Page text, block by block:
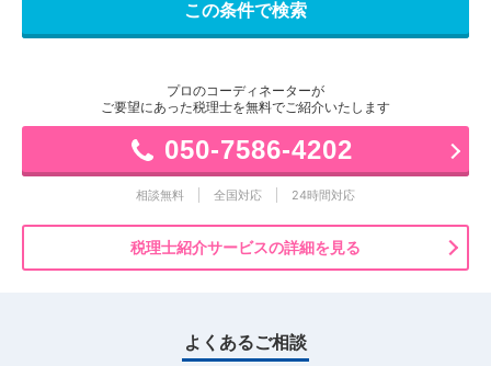
プロのコーディネーターが
ご要望にあった税理士を無料でご紹介いたします
050-7586-4202
相談無料 全国対応 24時間対応
税理士紹介サービスの詳細を見る
よくあるご相談